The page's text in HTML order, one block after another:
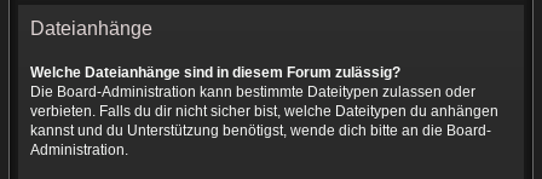
Dateianhänge
Welche Dateianhänge sind in diesem Forum zulässig?
Die Board-Administration kann bestimmte Dateitypen zulassen oder
verbieten. Falls du dir nicht sicher bist, welche Dateitypen du anhängen
kannst und du Unterstützung benötigst, wende dich bitte an die Board-
Administration.